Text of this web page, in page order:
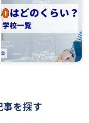
事を探す